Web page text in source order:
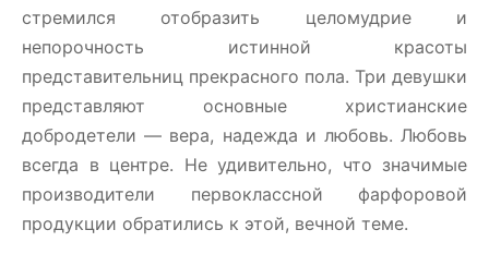
стремился отобразить целомудрие и
непорочность истинной красоты
представительниц прекрасного пола. Три девушки
представляют основные христианские
добродетели — вера, надежда и любовь. Любовь
всегда в центре. Не удивительно, что значимые
производители первоклассной фарфоровой
продукции обратились к этой, вечной теме.